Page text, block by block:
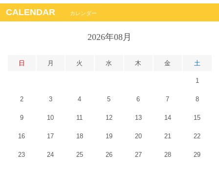
CALENDAR カレンダー
2026年08月
日 月 火 水 木 金 土
1
2 3 4 5 6 7 8
9 10 11 12 13 14 15
16 17 18 19 20 21 22
23 24 25 26 27 28 29